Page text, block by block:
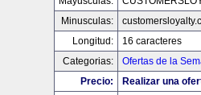
Minusculas:
Longitud:
16 caracteres
Categorias:
Ofertas de la
Precio:
Realizar una